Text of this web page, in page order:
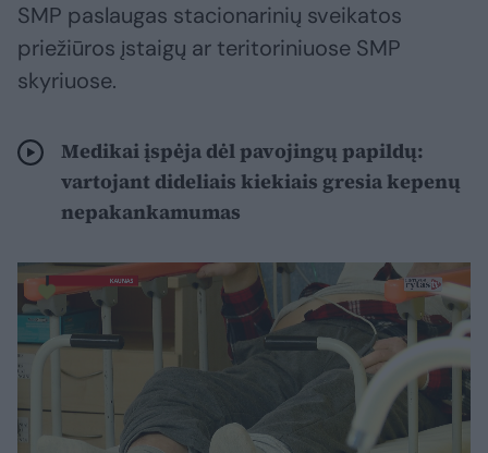
SMP paslaugas stacionarinių sveikatos
priežiūros įstaigų ar teritoriniuose SMP
skyriuose.
Medikai įspėja dėl pavojingų papildų:
vartojant dideliais kiekiais gresia kepenų
nepakankamumas